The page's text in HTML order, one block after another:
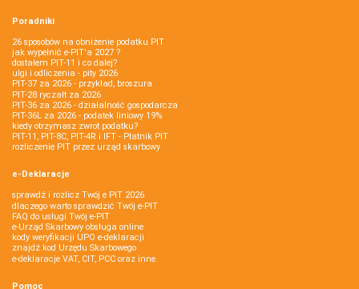
Poradniki
26 sposobów na obniżenie podatku PIT
jak wypełnić e-PIT'a 2027 ?
dostałem PIT-11 i co dalej?
ulgi i odliczenia - pity 2026
PIT-37 za 2026 - przykład, broszura
PIT-28 ryczałt za 2026
PIT-36 za 2026 - działalność gospodarcza
PIT-36L za 2026 - podatek liniowy 19%
kiedy otrzymasz zwrot podatku?
PIT-11, PIT-8C, PIT-4R i IFT - Płatnik PIT
rozliczenie PIT przez urząd skarbowy
e-Deklaracje
sprawdź i rozlicz Twój e PIT 2026
dlaczego warto sprawdzić Twój e-PIT
FAQ do usługi Twój e-PIT
e-Urząd Skarbowy obsługa online
kody weryfikacji UPO e-deklaracji
znajdź kod Urzędu Skarbowego
e-deklaracje VAT, CIT, PCC oraz inne
Pomoc